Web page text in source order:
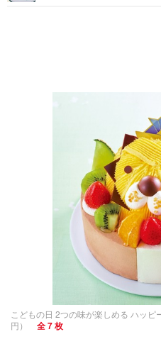
こどもの日 2つの味が楽しめる ハッ
円）
全 7 枚